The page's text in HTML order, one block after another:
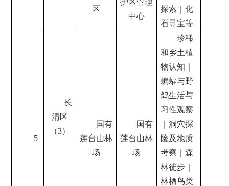
长
清区
（3）
区
中心
探索｜化
石寻宝等
5
国有
莲台山林
场
国有
莲台山林
场
珍稀
和乡土植
物认知｜
蝙蝠与野
鸽生活与
习性观察
｜洞穴探
险及地质
考察｜森
林徒步｜
林栖鸟类